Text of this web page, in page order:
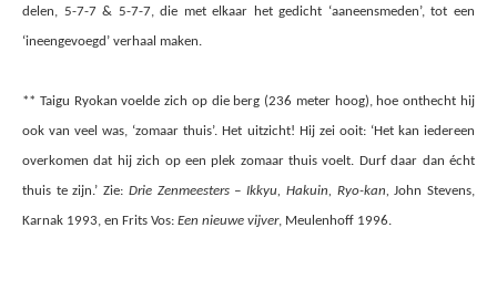
delen, 5-7-7 & 5-7-7, die met elkaar het gedicht ‘aaneensmeden’, tot een
‘ineengevoegd’ verhaal maken.
** Taigu Ryokan voelde zich op die berg (236 meter hoog), hoe onthecht hij
ook van veel was, ‘zomaar thuis’. Het uitzicht! Hij zei ooit: ‘Het kan iedereen
overkomen dat hij zich op een plek zomaar thuis voelt. Durf daar dan écht
thuis te zijn.’ Zie: Drie Zenmeesters – Ikkyu, Hakuin, Ryo-kan, John Stevens,
Karnak 1993, en Frits Vos: Een nieuwe vijver, Meulenhoff 1996.